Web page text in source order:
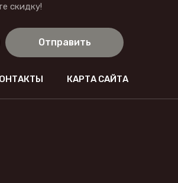
скидку!
Отправить
КАРТА САЙТА